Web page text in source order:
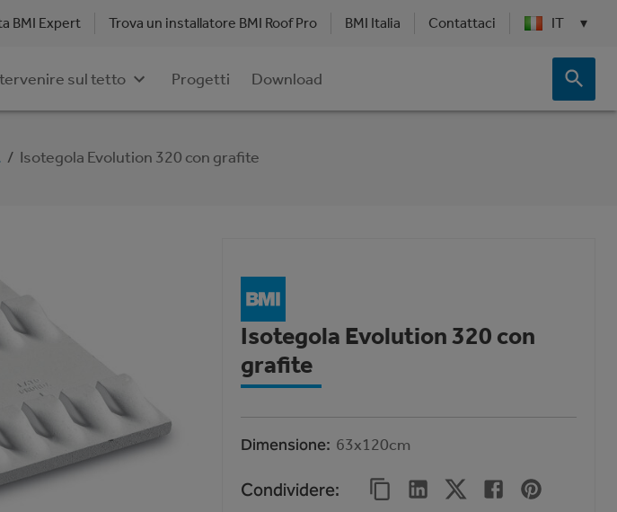
BMI Expert Trova un installatore BMI Roof Pro BMI Italia Contattaci IT ▾
sul tetto Progetti Download
/ Isotegola Evolution 320 con grafite
Isotegola Evolution 320 con
grafite
Dimensione 63x120cm
Condividere: